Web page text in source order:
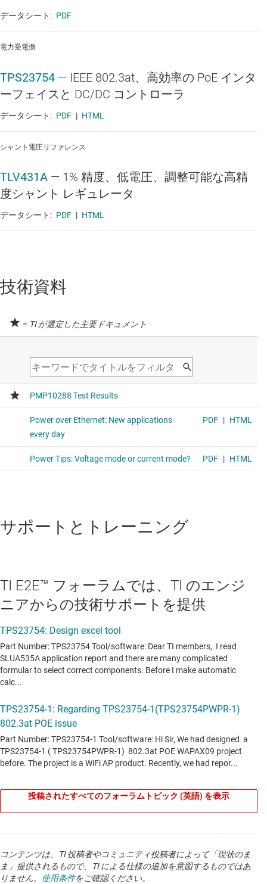
データシート: PDF
電力受電側
TPS23754 — IEEE 802.3at、高効率の PoE インタ
ーフェイスと DC/DC コントローラ
データシート: PDF | HTML
シャント電圧リファレンス
TLV431A — 1% 精度、低電圧、調整可能な高精
度シャント レギュレータ
データシート: PDF | HTML
技術資料
= TI が選定した主要ドキュメント
サポートとトレーニング
TI E2E™ フォーラムでは、TI のエンジ
ニアからの技術サポートを提供
投稿されたすべてのフォーラムトピック (英語) を表示
コンテンツは、TI 投稿者やコミュニティ投稿者によって「現状のま
ま」提供されるもので、TI による仕様の追加を意図するものではあ
りません。 使用条件をご確認ください。